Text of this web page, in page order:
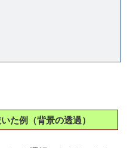
」を選択し、「ファイル
することで、画像を取り